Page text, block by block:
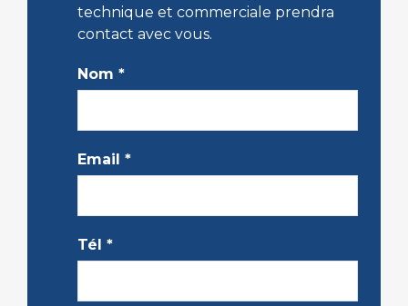
technique et commerciale prendra
contact avec vous.
Nom *
Email *
Tél *